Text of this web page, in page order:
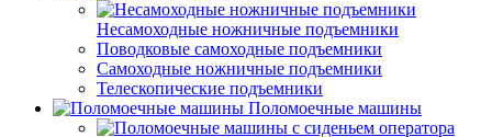
Несамоходные ножничные подъемники
Поводковые самоходные подъемники
Самоходные ножничные подъемники
Телескопические подъемники
Поломоечные машины